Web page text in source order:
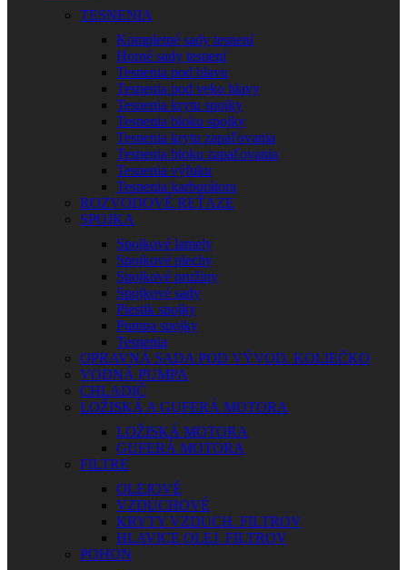
TESNENIA
Kompletné sady tesnení
Horné sady tesnení
Tesnenia pod hlavu
Tesnenia pod veko hlavy
Tesnenia krytu spojky
Tesnenia bloku spojky
Tesnenia krytu zapaľovania
Tesnenia bloku zapaľovania
Tesnenia výfuku
Tesnenia karburátora
ROZVODOVÉ REŤAZE
SPOJKA
Spojkové lamely
Spojkové plechy
Spojkové pružiny
Spojkové sady
Piestik spojky
Pumpa spojky
Tesnenia
OPRAVNÁ SADA POD VÝVOD. KOLIEČKO
VODNÁ PUMPA
CHLADIČ
LOŽISKÁ A GUFERÁ MOTORA
LOŽISKÁ MOTORA
GUFERÁ MOTORA
FILTRE
OLEJOVÉ
VZDUCHOVÉ
KRYTY VZDUCH. FILTROV
HLAVICE OLEJ. FILTROV
POHON